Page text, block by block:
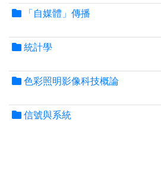
「自媒體」傳播
統計學
色彩照明影像科技概論
信號與系統